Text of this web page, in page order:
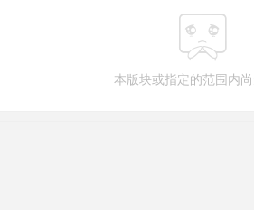

本版块或指定的范围内